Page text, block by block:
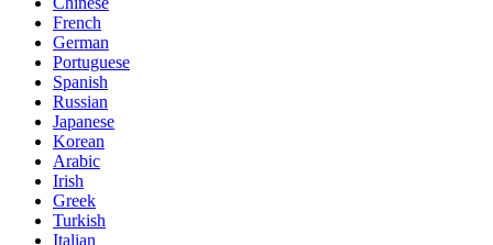
French
German
Portuguese
Spanish
Russian
Japanese
Korean
Arabic
Irish
Greek
Turkish
Italian